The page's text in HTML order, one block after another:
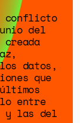
conflicto
del
datos,
que
entre
y las del